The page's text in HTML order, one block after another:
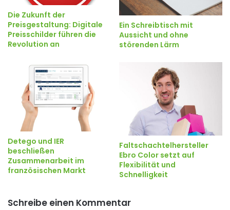
Die Zukunft der
Preisgestaltung: Digitale
Preisschilder führen die
Revolution an
Ein Schreibtisch mit
Aussicht und ohne
störenden Lärm
Detego und IER
beschließen
Zusammenarbeit im
französischen Markt
Faltschachtelhersteller
Ebro Color setzt auf
Flexibilität und
Schnelligkeit
Schreibe einen Kommentar